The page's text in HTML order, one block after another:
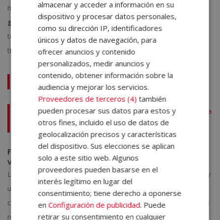
menos cinco minutos sin levantar el apósito. Ante un posible
golpe de calor, el enfriamiento gradual con agua a
temperatura ambiente es la medida prioritaria antes del
traslado.
Te puede interesar:
Medicina preventiva en la veterinaria: claves para proteger la
salud animal
Formación avanzada: el campo que el sector
veterinario necesita cubrir
La medicina de urgencias y cuidados críticos veterinarios es hoy
una de las especialidades de mayor crecimiento dentro de las
ciencias animales. Este crecimiento ha impulsado una demanda
real de
profesionales capaces de liderar equipos en
almacenar y acceder a información en su
dispositivo y procesar datos personales,
como su dirección IP, identificadores
únicos y datos de navegación, para
ofrecer anuncios y contenido
personalizados, medir anuncios y
contenido, obtener información sobre la
audiencia y mejorar los servicios.
Proveedores de terceros (4) también
pueden procesar sus datos para estos y
otros fines, incluido el uso de datos de
geolocalización precisos y características
del dispositivo. Sus elecciones se aplican
solo a este sitio web. Algunos
proveedores pueden basarse en el
interés legítimo en lugar del
consentimiento; tiene derecho a oponerse
enConfiguración de publicidad. Puede
retirar su consentimiento en cualquier